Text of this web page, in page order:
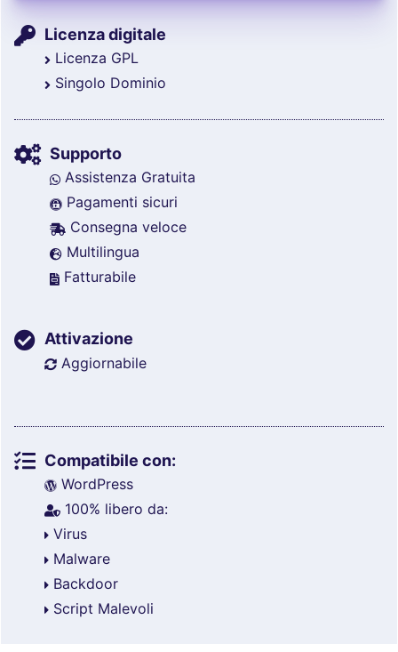
Licenza digitale
Licenza GPL
Singolo Dominio
Supporto
Assistenza Gratuita
Pagamenti sicuri
Consegna veloce
Multilingua
Fatturabile
Attivazione
Aggiornabile
Compatibile con:
WordPress
100% libero da:
Virus
Malware
Backdoor
Script Malevoli